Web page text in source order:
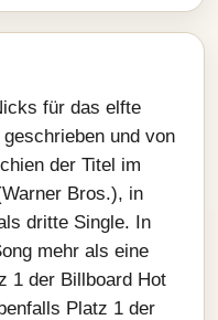
für das elfte
und von
der Titel im
Bros.), in
dritte Single. In
mehr als eine
1 der Billboard Hot
Platz 1 der